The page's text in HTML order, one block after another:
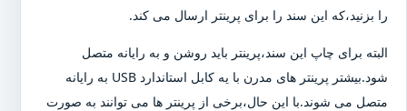
را بزنید،که این سند را برای پرینتر ارسال می کند.
البته برای چاپ این سند،پرینتر باید روشن و به رایانه متصل
شود.بیشتر پرینتر های مدرن با یه کابل استاندارد USB به رایانه
متصل می شوند.با این حال،برخی از پرینتر ها می توانند به صورت